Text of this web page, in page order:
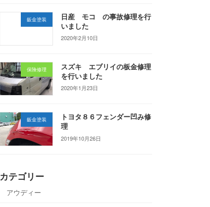
鈑金塗装
日産 モコ の事故修理を行
いました
2020年2月10日
保険修理
スズキ エブリイの板金修理
を行いました
2020年1月23日
鈑金塗装
トヨタ８６フェンダー凹み修
理
2019年10月26日
カテゴリー
アウディー